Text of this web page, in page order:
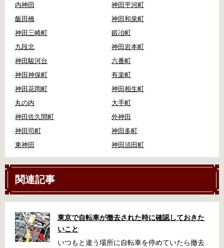
内神田
神田平河町
飯田橋
神田和泉町
神田三崎町
鍛冶町
九段北
神田岩本町
神田駿河台
六番町
神田神保町
有楽町
神田花岡町
神田相生町
丸の内
大手町
神田佐久間町
外神田
神田司町
神田多町
東神田
神田須田町
関連記事
東京で自転車が撤去された時に確認しておきた
いこと
いつもと違う場所に自転車を停めていたら撤去